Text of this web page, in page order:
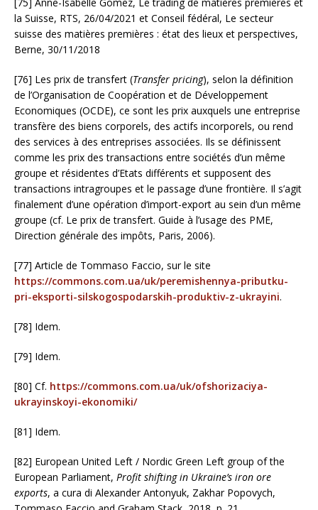
la Suisse, RTS, 26/04/2021 et Conseil fédéral, Le secteur
suisse des matières premières : état des lieux et perspectives,
Berne, 30/11/2018
[76] Les prix de transfert (Transfer pricing), selon la définition
de l’Organisation de Coopération et de Développement
Economiques (OCDE), ce sont les prix auxquels une entreprise
transfère des biens corporels, des actifs incorporels, ou rend
des services à des entreprises associées. Ils se définissent
comme les prix des transactions entre sociétés d’un même
groupe et résidentes d’Etats différents et supposent des
transactions intragroupes et le passage d’une frontière. Il s’agit
finalement d’une opération d’import-export au sein d’un même
groupe (cf. Le prix de transfert. Guide à l’usage des PME,
Direction générale des impôts, Paris, 2006).
[77] Article de Tommaso Faccio, sur le site
https://commons.com.ua/uk/peremishennya-pributku-
pri-eksporti-silskogospodarskih-produktiv-z-ukrayini.
[78] Idem.
[79] Idem.
[80] Cf. https://commons.com.ua/uk/ofshorizaciya-
ukrayinskoyi-ekonomiki/
[81] Idem.
[82] European United Left / Nordic Green Left group of the
European Parliament, Profit shifting in Ukraine’s iron ore
exports, a cura di Alexander Antonyuk, Zakhar Popovych,